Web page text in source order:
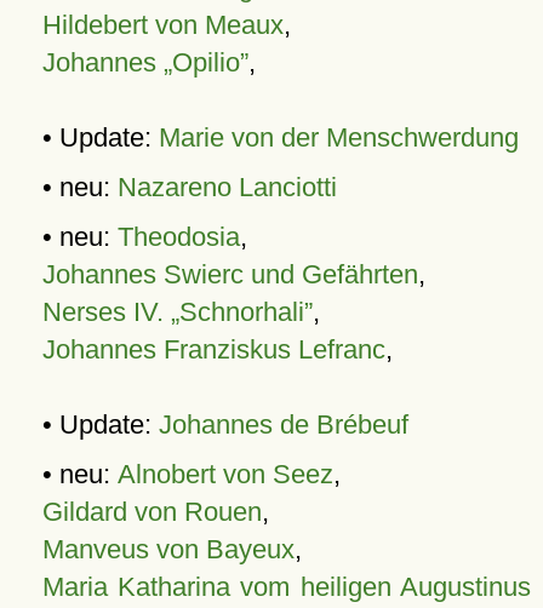
Hildebert von Meaux,
Johannes „Opilio”,
• Update: Marie von der Menschwerdung
• neu: Nazareno Lanciotti
• neu: Theodosia,
Johannes Swierc und Gefährten,
Nerses IV. „Schnorhali”,
Johannes Franziskus Lefranc,
• Update: Johannes de Brébeuf
• neu: Alnobert von Seez,
Gildard von Rouen,
Manveus von Bayeux,
Maria Katharina vom heiligen Augustinus